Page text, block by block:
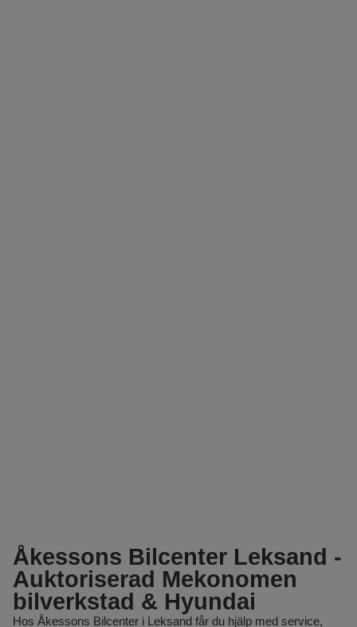
Åkessons Bilcenter Leksand -
Auktoriserad Mekonomen
bilverkstad & Hyundai
Hos Åkessons Bilcenter i Leksand får du hjälp med service,